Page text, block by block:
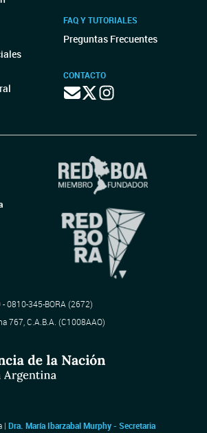
FAQ Y TUTORIALES
Preguntas Frecuentes
CONTACTO
0810-345-BORA (2672)
767, C.A.B.A. (C1008AAO)
| Dra. María Ibarzabal Murphy - Secretaria